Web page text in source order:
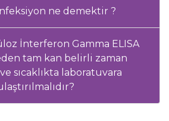
ne demektir ?
İnterferon Gamma ELISA
tam kan belirli zaman
sıcaklıkta laboratuvara